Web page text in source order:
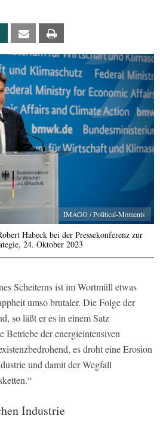
Xing Email
IMAGO / Political-Moments
Habeck bei der Pressekonferenz zur
24. Oktober 2023
Scheiterns ist im Wortmüll etwas
umso brutaler. Die Folge der
so läßt er es in einem Satz
Betriebe der energieintensiven
es droht eine Erosion
und damit der Wegfall
Industrie